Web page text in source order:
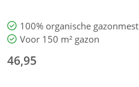
100% organische gazonmest
Voor 150 m² gazon
46,95